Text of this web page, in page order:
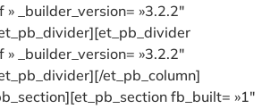
_builder_version= »3.2.2″
_builder_version= »3.2.2″
et_pb_column]
fb_built= »1″